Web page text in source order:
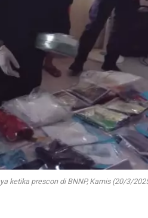
ketika prescon di BNNP, Kamis (20/3/